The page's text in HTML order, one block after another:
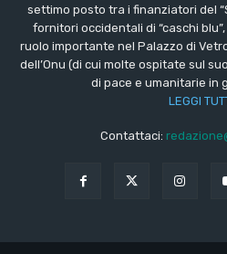
settimo posto tra i finanziatori del
fornitori occidentali di “caschi
ruolo importante nel Palazzo di
dell’Onu (di cui molte ospitate sul
di pace e umanitarie in
LEGGI
Contattaci: